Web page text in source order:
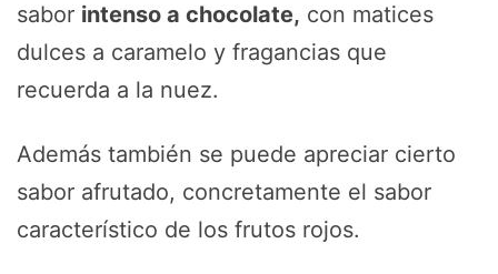
sabor intenso a chocolate, con matices
dulces a caramelo y fragancias que
recuerda a la nuez.
Además también se puede apreciar cierto
sabor afrutado, concretamente el sabor
característico de los frutos rojos.